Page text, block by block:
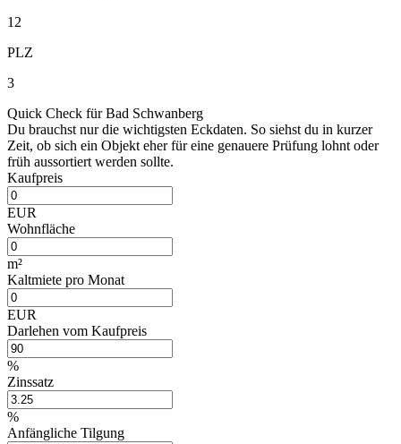
12
PLZ
3
Quick Check für Bad Schwanberg
Du brauchst nur die wichtigsten Eckdaten. So siehst du in kurzer
Zeit, ob sich ein Objekt eher für eine genauere Prüfung lohnt oder
früh aussortiert werden sollte.
Kaufpreis
EUR
Wohnfläche
m²
Kaltmiete pro Monat
EUR
Darlehen vom Kaufpreis
%
Zinssatz
%
Anfängliche Tilgung